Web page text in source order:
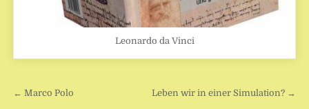
Leonardo da Vinci
Beitragsnavigation
← Marco Polo Leben wir in einer Simulation? →